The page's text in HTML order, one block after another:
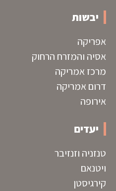
יבשות
אפריקה
אסיה והמזרח הרחוק
מרכז אמריקה
דרום אמריקה
אירופה
יעדים
טנזניה וזנזיבר
ויטנאם
קירגיסטן